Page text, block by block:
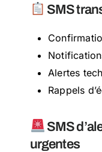
SMS
Alertes
Rappels
SMS
urgentes